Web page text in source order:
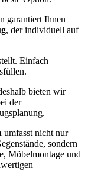
garantiert Ihnen
, der individuell auf
Einfach
bieten wir
der
umfasst nicht nur
sondern
Möbelmontage und